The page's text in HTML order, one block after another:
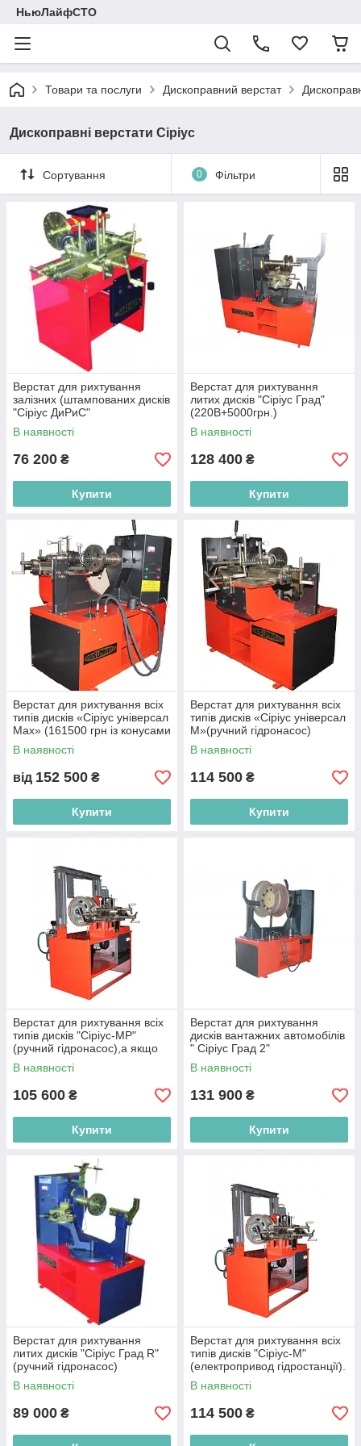
НьюЛайфСТО
Товари та послуги Дископравний верстат
Дископравні верстати Сіріус
Сортування 0 Фільтри
Верстат для рихтування
залізних (штампованих дисків
"Сіріус ДиРиС"
В наявності
76 200 ₴
Купити
Верстат для рихтування
литих дисків "Сіріус Град"
(220В+5000грн.)
В наявності
128 400 ₴
Купити
Верстат для рихтування всіх
типів дисків «Сіріус універсал
Max» (161500 грн із конусами
та знімним нарізним валом)
В наявності
від 152 500 ₴
Купити
Верстат для рихтування всіх
типів дисків «Сіріус універсал
М»(ручний гідронасос)
В наявності
114 500 ₴
Купити
Верстат для рихтування всіх
типів дисків "Сіріус-МР"
(ручний гідронасос),а якщо
на 220 V(+5000 грн.)
В наявності
105 600 ₴
Купити
Верстат для рихтування
дисків вантажних автомобілів
" Сіріус Град 2"
(220V+5000грн.)
В наявності
131 900 ₴
Купити
Верстат для рихтування
литих дисків "Сіріус Град R"
(ручний гідронасос)
В наявності
89 000 ₴
Верстат для рихтування всіх
типів дисків "Сіріус-М"
(електропривод гідростанції).
Якщо на 220V(+5000 грн.)
В наявності
114 500 ₴